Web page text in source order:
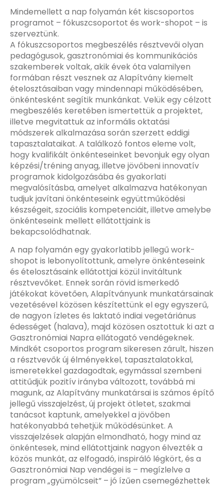
Mindemellett a nap folyamán két kiscsoportos
programot – fókuszcsoportot és work-shopot – is
szerveztünk.
A fókuszcsoportos megbeszélés résztvevői olyan
pedagógusok, gasztronómiai és kommunikációs
szakemberek voltak, akik évek óta valamilyen
formában részt vesznek az Alapítvány kiemelt
ételosztásaiban vagy mindennapi működésében,
önkéntesként segítik munkánkat. Velük egy célzott
megbeszélés keretében ismertettük a projektet,
illetve megvitattuk az informális oktatási
módszerek alkalmazása során szerzett eddigi
tapasztalataikat. A találkozó fontos eleme volt,
hogy kvalifikált önkénteseinket bevonjuk egy olyan
képzési/tréning anyag, illetve jövőbeni innovatív
programok kidolgozásába és gyakorlati
megvalósításba, amelyet alkalmazva hatékonyan
tudjuk javítani önkénteseink együttműködési
készségeit, szociális kompetenciáit, illetve amelybe
önkénteseink mellett ellátottjaink is
bekapcsolódhatnak.
A nap folyamán egy gyakorlatibb jellegű work-
shopot is lebonyolítottunk, amelyre önkénteseink
és ételosztásaink ellátottjai közül invitáltunk
résztvevőket. Ennek során rövid ismerkedő
játékokat követően, Alapítványunk munkatársainak
vezetésével közösen készítettünk el egy egyszerű,
de nagyon ízletes és laktató indiai vegetáriánus
édességet (halava), majd közösen osztottuk ki azt a
Gasztronómiai Napra ellátogató vendégeknek.
Mindkét csoportos program sikeresen zárult, hiszen
a résztvevők új élményekkel, tapasztalatokkal,
ismeretekkel gazdagodtak, egymással szembeni
attitűdjük pozitív irányba változott, továbbá mi
magunk, az Alapítvány munkatársai is számos építő
jellegű visszajelzést, új projekt ötletet, szakmai
tanácsot kaptunk, amelyekkel a jövőben
hatékonyabbá tehetjük működésünket. A
visszajelzések alapján elmondható, hogy mind az
önkéntesek, mind ellátottjaink nagyon élvezték a
közös munkát, az elfogadó, inspiráló légkört, és a
Gasztronómiai Nap vendégei is – megízlelve a
program „gyümölcseit” – jó ízűen csemegézhettek